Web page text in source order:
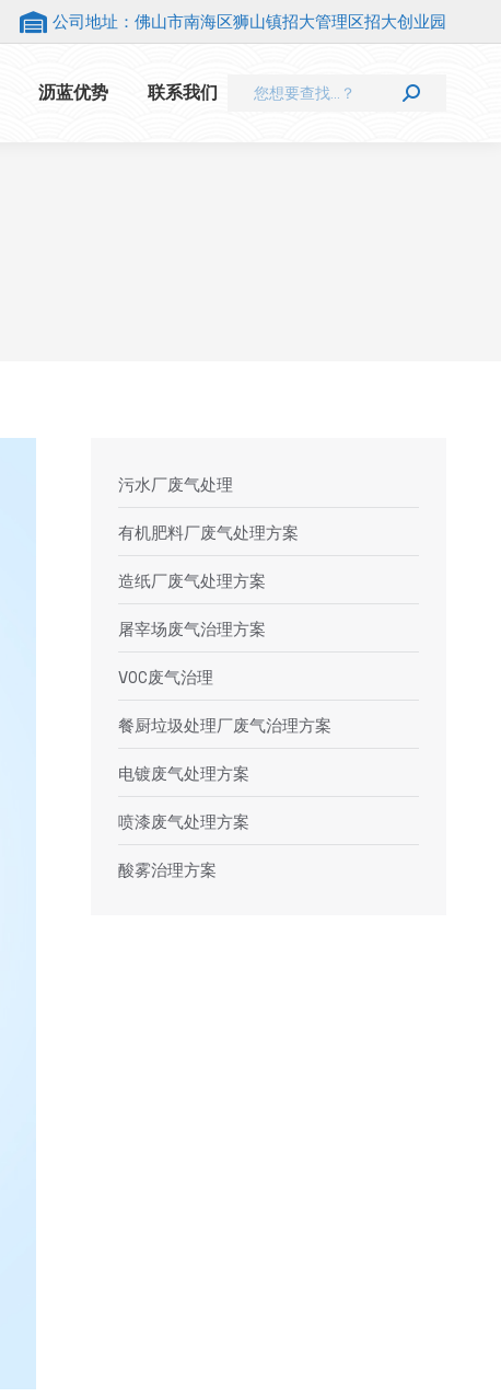
公司地址：佛山市南海区狮山镇招大管理区招大创业园
沥蓝优势 联系我们 Search:
污水厂废气处理
有机肥料厂废气处理方案
造纸厂废气处理方案
屠宰场废气治理方案
VOC废气治理
餐厨垃圾处理厂废气治理方案
电镀废气处理方案
喷漆废气处理方案
酸雾治理方案